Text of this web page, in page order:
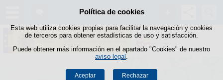
Política de cookies
Esta web utiliza cookies propias para facilitar la navegación y cookies
de terceros para obtener estadísticas de uso y satisfacción.
Puede obtener más información en el apartado "Cookies" de nuestro
aviso legal
Aceptar Rechazar
Saltar al contenido